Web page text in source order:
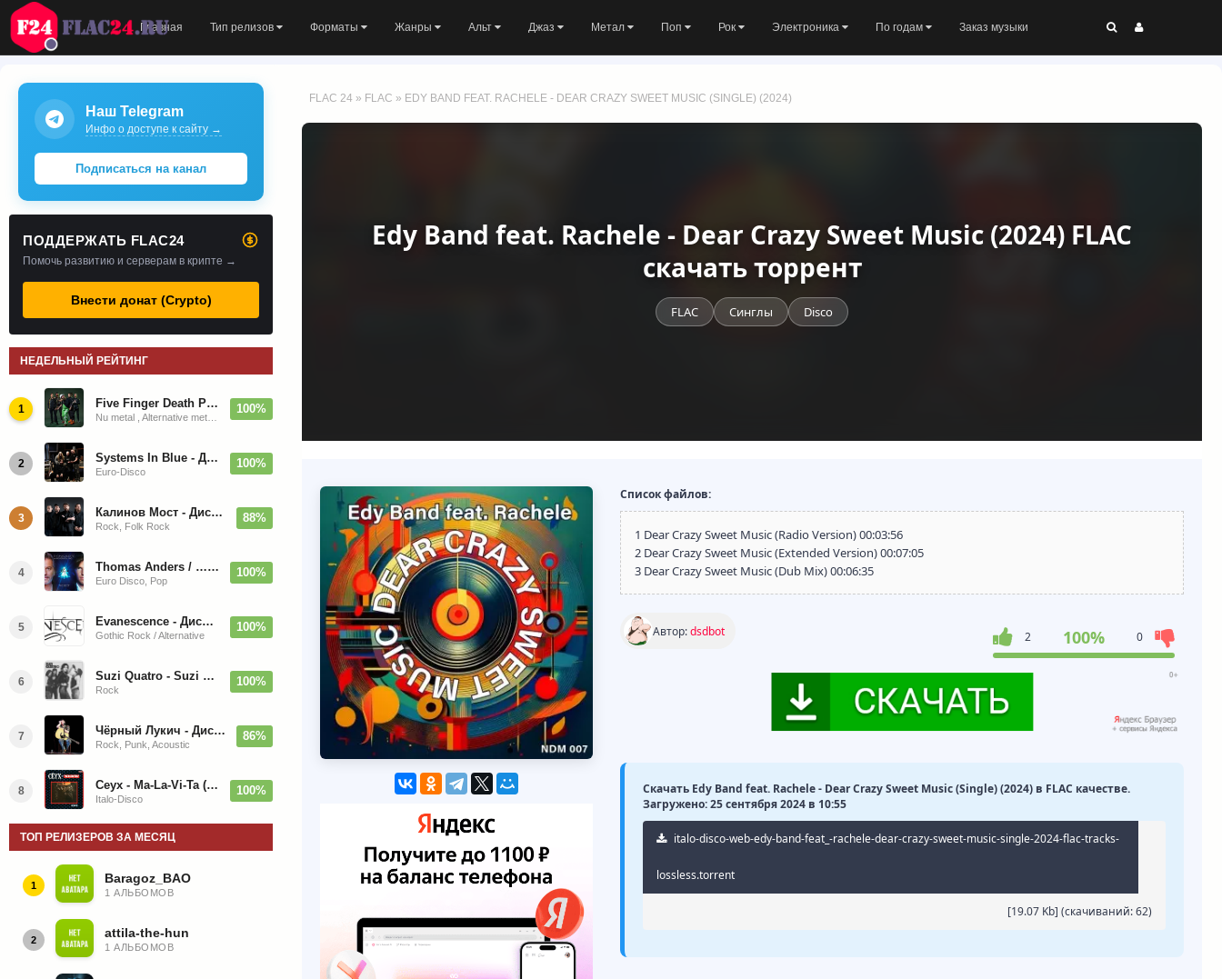
Главная Тип релизов Форматы Жанры Альт Джаз Метал Поп Рок Электроника По годам Заказ музыки
FLAC 24 » FLAC » EDY BAND FEAT. RACHELE - DEAR CRAZY SWEET MUSIC (SINGLE) (2024)
Edy Band feat. Rachele - Dear Crazy Sweet Music (2024) FLAC
скачать торрент
FLAC Синглы Disco
Список файлов:
1 Dear Crazy Sweet Music (Radio Version) 00:03:56
2 Dear Crazy Sweet Music (Extended Version) 00:07:05
3 Dear Crazy Sweet Music (Dub Mix) 00:06:35
Автор:dsdbot 2 100% 0
Скачать Edy Band feat. Rachele - Dear Crazy Sweet Music (Single) (2024) в FLAC качестве.
Загружено: 25 сентября 2024 в 10:55
italo-disco-web-edy-band-feat_-rachele-dear-crazy-sweet-music-single-2024-flac-tracks-
lossless.torrent
[19.07 Kb] (cкачиваний: 62)
Наш Telegram
Инфо о доступе к сайту →
Подписаться на канал
ПОДДЕРЖАТЬ FLAC24
Помочь развитию и серверам в крипте →
Внести донат (Crypto)
НЕДЕЛЬНЫЙ РЕЙТИНГ
1 Five Finger Death Punch - Дискография (2008-2026) 100%
2 Systems In Blue - Дискография (2020-2026)
Euro-Disco
100%
3 Калинов Мост - Дискография (1986-2026)
Rock, Folk Rock
88%
4 Thomas Anders / … Sings Modern Talking: The Best hi-res
Euro Disco, Pop
100%
5 Evanescence - Дискография (1998-2026)
Gothic Rock / Alternative
100%
6 Suzi Quatro - Suzi Quatro (Bonus Tracks, Remaster) 1973/2022
Rock
100%
7 Чёрный Лукич - Дискография (1987-2014)
Rock, Punk, Acoustic
86%
8 Ceyx - Ma-La-Vi-Ta (12'' Maxi-Single)
Italo-Disco
100%
ТОП РЕЛИЗЕРОВ ЗА МЕСЯЦ
1 Baragoz_BAO
1 АЛЬБОМОВ
2 attila-the-hun
1 АЛЬБОМОВ